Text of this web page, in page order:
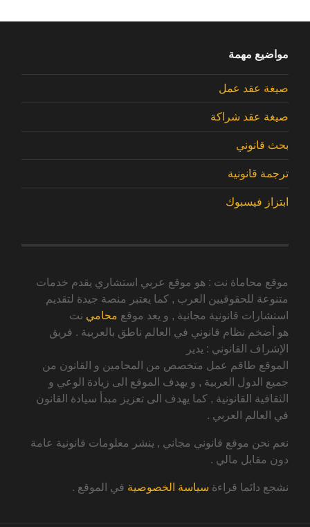
مواضيع مهمة
صيغة عقد عمل
صيغة عقد شراكة
بحث قانوني
ترجمة قانونية
ابتزاز فيسبوك
موقع محاماة نت : هو موقع عربي استشاري يقدم خدمات
متنوعة للحقوقيين العرب , كما يعتبر منصة جيدة لتقديم
استشارات قانونية مجانية , و يعد موقع محامي نت
هو أضخم نظام قانوني في العالم ناطق بالعربية . فريق
الإشراف القانوني : يدير
الموقع طاقم عمل متخصص من المحامين و القانون من
جميع الدول العربية , و يهدف الموقع الى زيادة الوعي و
الثقافية القانونية , كما يهدف الى تعزيز مبدأ سيادة القانون
في العالم العربي .
نعم نحن موقع قانوني مجاني , ينشر معلومات قانونية عامة
دون مقابل مالي .
نشجع دائما قراءة سياسة الخصوصية في الموقع .